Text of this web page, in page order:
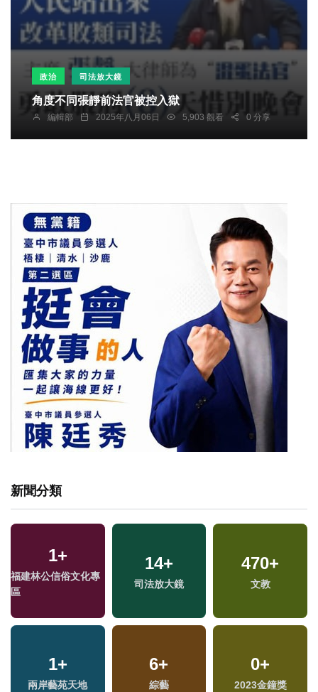
政治 司法放大鏡
角度不同張靜前法官被控入獄
編輯部 2025年八月06日 5,903 觀看 0 分享
新聞分類
1+
福建林公信俗文化專
區
14+
司法放大鏡
470+
文教
1+
兩岸藝苑天地
6+
綜藝
0+
2023金鐘獎